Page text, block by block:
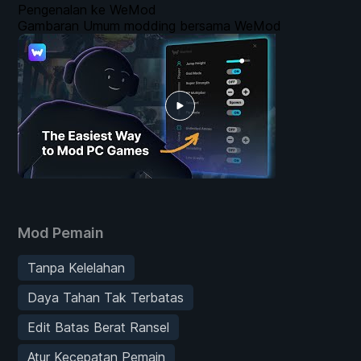
Mod Pemain
Tanpa Kelelahan
Daya Tahan Tak Terbatas
Edit Batas Berat Ransel
Atur Kecepatan Pemain
Pengenalan ke WeMod
Gambaran Umum modding bersama WeMod